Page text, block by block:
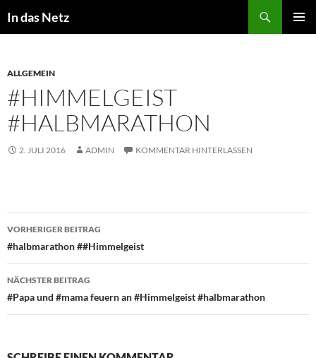
Inhalt
In das Netz
ALLGEMEIN
#HIMMELGEIST
#HALBMARATHON
2. JULI 2016 ADMIN KOMMENTAR HINTERLASSEN
Beitragsnavigation
VORHERIGER BEITRAG
#halbmarathon ##Himmelgeist
NÄCHSTER BEITRAG
#Papa und #mama feuern an #Himmelgeist #halbmarathon